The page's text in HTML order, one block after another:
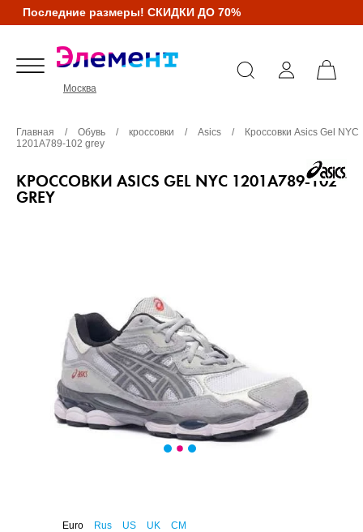
Последние размеры! СКИДКИ ДО 70%
Москва
Главная / Обувь / кроссовки / Asics /
Кроссовки Asics Gel NYC
1201A789-102 grey
КРОССОВКИ ASICS GEL NYC 1201A789-102
GREY
Euro Rus US UK CM